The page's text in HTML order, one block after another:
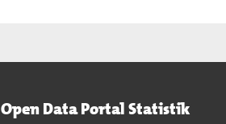
Open Data Portal Statistik